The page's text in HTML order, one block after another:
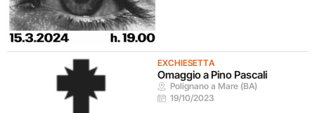
EXCHIESETTA
Omaggio a Pino Pascali
Polignano a Mare (BA)
19/10/2023